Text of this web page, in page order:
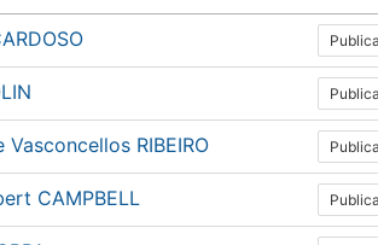
RIBEIRO
CAMPBELL